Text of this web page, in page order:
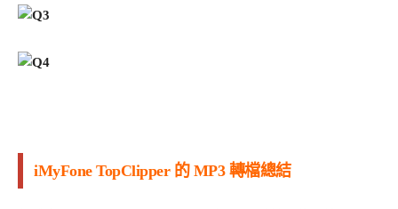
iMyFone TopClipper 的 MP3 轉檔總結